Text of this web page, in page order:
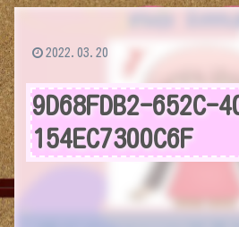
9D68FDB2-652C-
154EC7300C6F
2022.03.20